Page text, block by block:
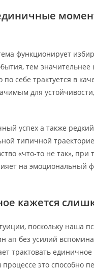
функционирует
тем значительнее
себе трактуется в
для
успех а также
типичной
«что-то не так», при
на эмоциональный
кажется
поскольку наша
без усилий
трактовать
это способно